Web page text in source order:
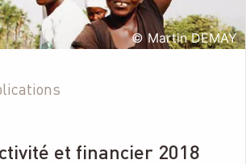
© Martin DEMAY
et financier 2018